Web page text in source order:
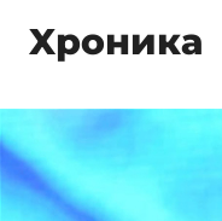
Xроника